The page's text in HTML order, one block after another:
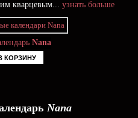
кварцевым... узнать больше
Nana
КОРЗИНУ
Nana